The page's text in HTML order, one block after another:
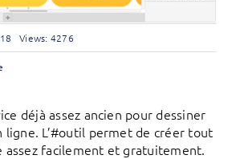
Views: 4276
déjà assez ancien pour dessiner
ligne. L’#outil permet de créer tout
assez facilement et gratuitement.